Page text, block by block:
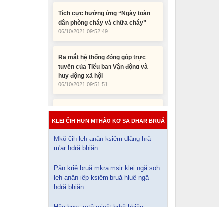
dân phòng cháy và chữa cháy”
06/10/2021 09:52:49
tuyến của Tiểu ban Vận động và
huy động xã hội
06/10/2021 09:51:51
khó khăn giai đoạn 2121- 2025
06/10/2021 09:48:09
KLEI ČIH HƯN MTHÂO KƠ SA DHAR BRUĂ
Mkǒ čih leh anăn ksiêm dlăng hră
m'ar hdră bhiăn
Păn kriê bruă mkra msir klei ngă soh
leh anăn iêp ksiêm bruă hluê ngă
hdră bhiăn